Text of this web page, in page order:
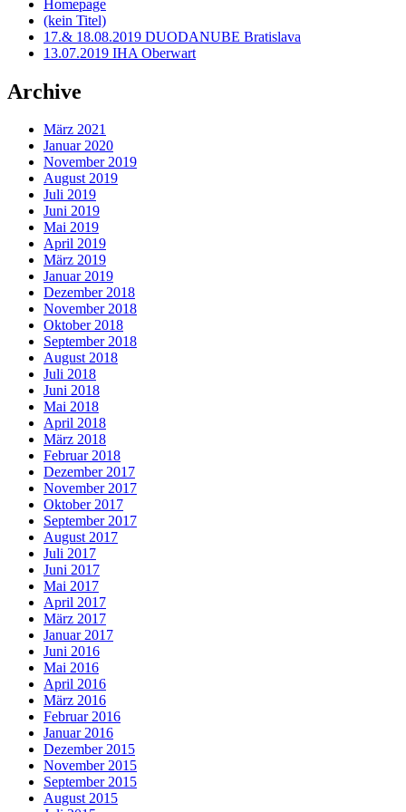
Homepage
(kein Titel)
17.& 18.08.2019 DUODANUBE Bratislava
13.07.2019 IHA Oberwart
Archive
März 2021
Januar 2020
November 2019
August 2019
Juli 2019
Juni 2019
Mai 2019
April 2019
März 2019
Januar 2019
Dezember 2018
November 2018
Oktober 2018
September 2018
August 2018
Juli 2018
Juni 2018
Mai 2018
April 2018
März 2018
Februar 2018
Dezember 2017
November 2017
Oktober 2017
September 2017
August 2017
Juli 2017
Juni 2017
Mai 2017
April 2017
März 2017
Januar 2017
Juni 2016
Mai 2016
April 2016
März 2016
Februar 2016
Januar 2016
Dezember 2015
November 2015
September 2015
August 2015